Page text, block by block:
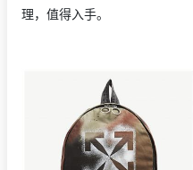
理，值得入手。